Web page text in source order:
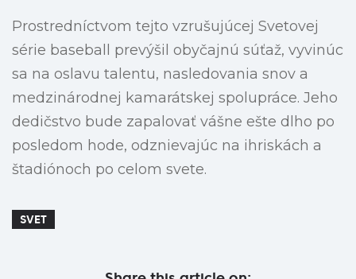
Prostredníctvom tejto vzrušujúcej Svetovej
série baseball prevýšil obyčajnú súťaž, vyvinúc
sa na oslavu talentu, nasledovania snov a
medzinárodnej kamarátskej spolupráce. Jeho
dedičstvo bude zapalovať vášne ešte dlho po
posledom hode, odznievajúc na ihriskách a
štadiónoch po celom svete.
SVET